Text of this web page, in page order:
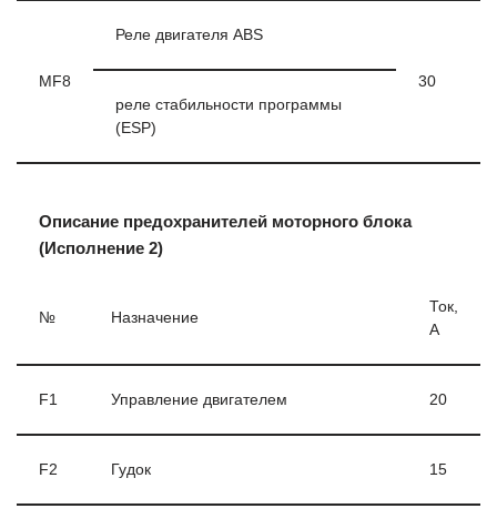
MF8
Реле двигателя ABS
30
реле стабильности программы
(ESP)
Описание предохранителей моторного блока
(Исполнение 2)
№ Назначение
Ток,
А
F1 Управление двигателем 20
F2 Гудок 15